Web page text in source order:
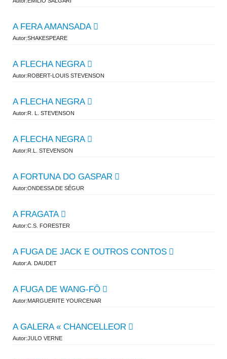
A FERA AMANSADA
Autor:SHAKESPEARE
A FLECHA NEGRA
Autor:ROBERT-LOUIS STEVENSON
A FLECHA NEGRA
Autor:R. L. STEVENSON
A FLECHA NEGRA
Autor:R.L. STEVENSON
A FORTUNA DO GASPAR
Autor:ONDESSA DE SÉGUR
A FRAGATA
Autor:C.S. FORESTER
A FUGA DE JACK E OUTROS CONTOS
Autor:A. DAUDET
A FUGA DE WANG-FÔ
Autor:MARGUERITE YOURCENAR
A GALERA « CHANCELLEOR
Autor:JULO VERNE